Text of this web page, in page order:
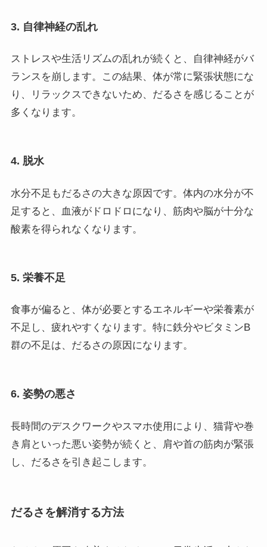
3. 自律神経の乱れ
ストレスや生活リズムの乱れが続くと、自律神経がバ
ランスを崩します。この結果、体が常に緊張状態にな
り、リラックスできないため、だるさを感じることが
多くなります。
4. 脱水
水分不足もだるさの大きな原因です。体内の水分が不
足すると、血液がドロドロになり、筋肉や脳が十分な
酸素を得られなくなります。
5. 栄養不足
食事が偏ると、体が必要とするエネルギーや栄養素が
不足し、疲れやすくなります。特に鉄分やビタミンB
群の不足は、だるさの原因になります。
6. 姿勢の悪さ
長時間のデスクワークやスマホ使用により、猫背や巻
き肩といった悪い姿勢が続くと、肩や首の筋肉が緊張
し、だるさを引き起こします。
だるさを解消する方法